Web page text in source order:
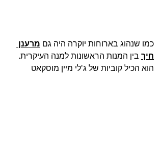
כמו שנהוג בארוחות יוקרה היה גם מרענן
חיך בין המנות הראשונות למנה העיקרית.
הוא הכיל קוביות של ג'לי מיין מוסקאט